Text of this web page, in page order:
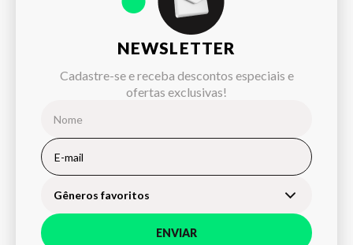
NEWSLETTER
Cadastre-se e receba descontos especiais e
ofertas exclusivas!
Gêneros favoritos
ENVIAR